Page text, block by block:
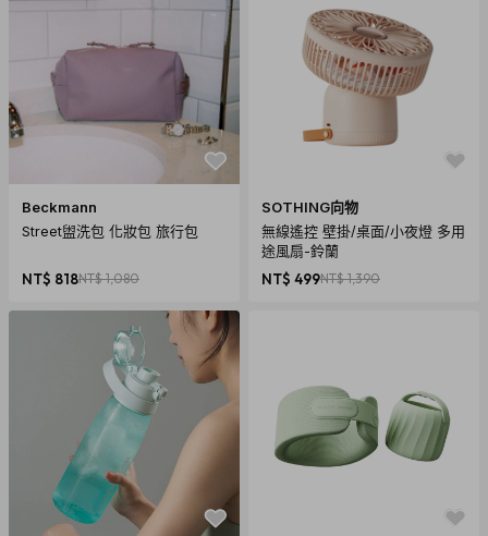
Beckmann
Street盥洗包 化妝包 旅行包
NT$ 818NT$ 1,080
SOTHING向物
無線遙控 壁掛/桌面/小夜燈 多用
途風扇-鈴蘭
NT$ 499NT$ 1,390